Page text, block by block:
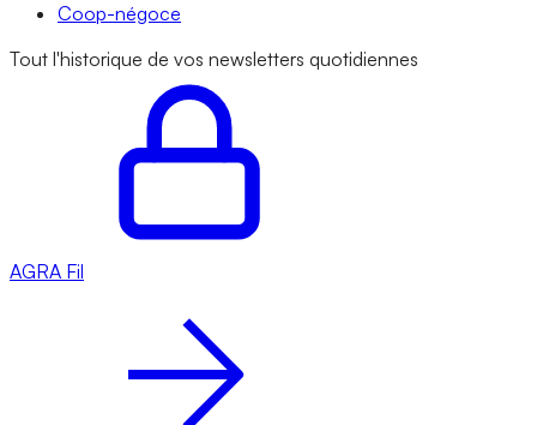
Coop-négoce
Tout l'historique de vos newsletters quotidiennes
AGRA Fil